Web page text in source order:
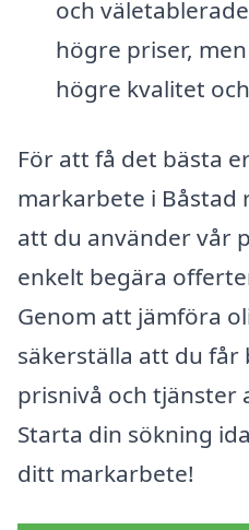
och
högre priser,
högre kvalitet
För att få det bästa
markarbete i Båstad
att du använder vår
enkelt begära
Genom att jämföra
säkerställa att du får
prisnivå och tjänster
Starta din sökning
ditt markarbete!